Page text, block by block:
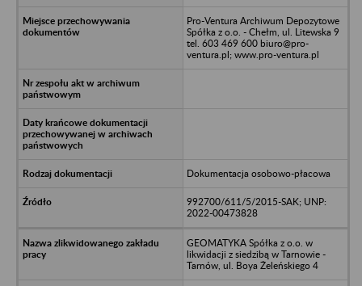
Pro-Ventura Archiwum Depozytowe
Spółka z o.o. - Chełm, ul. Litewska 9
tel. 603 469 600 biuro@pro-
ventura.pl; www.pro-ventura.pl
Dokumentacja osobowo-płacowa
992700/611/5/2015-SAK; UNP:
2022-00473828
GEOMATYKA Spółka z o.o. w
likwidacji z siedzibą w Tarnowie -
Tarnów, ul. Boya Żeleńskiego 4